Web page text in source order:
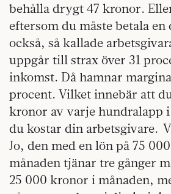
behålla drygt 47 kronor.
eftersom du måste betala
också, så kallade
uppgår till strax över 31
inkomst. Då hamnar
procent. Vilket innebär att
kronor av varje hundralapp
du kostar din arbetsgivare.
Jo, den med en lön på 75
månaden tjänar tre gånger
25 000 kronor i månaden,